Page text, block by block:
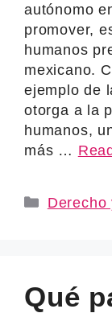
autónomo
promover,
humanos
mexicano.
ejemplo de
otorga a la
humanos,
más …
Derecho
Qué